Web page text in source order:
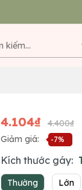
4.104₫
4.400₫
Giảm giá:
-7%
Kích thước gáy:
Thường Lớn